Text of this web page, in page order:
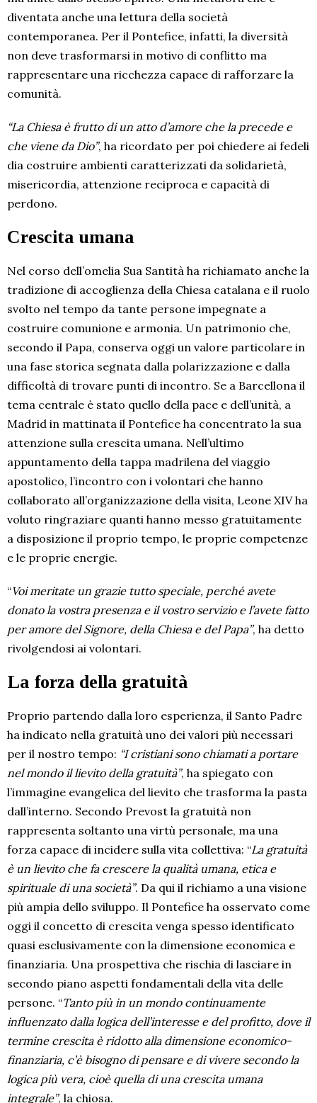
diventata anche una lettura della società
contemporanea. Per il Pontefice, infatti, la diversità
non deve trasformarsi in motivo di conflitto ma
rappresentare una ricchezza capace di rafforzare la
comunità.
“La Chiesa è frutto di un atto d’amore che la precede e
che viene da Dio”, ha ricordato per poi chiedere ai fedeli
dia costruire ambienti caratterizzati da solidarietà,
misericordia, attenzione reciproca e capacità di
perdono.
Crescita umana
Nel corso dell’omelia Sua Santità ha richiamato anche la
tradizione di accoglienza della Chiesa catalana e il ruolo
svolto nel tempo da tante persone impegnate a
costruire comunione e armonia. Un patrimonio che,
secondo il Papa, conserva oggi un valore particolare in
una fase storica segnata dalla polarizzazione e dalla
difficoltà di trovare punti di incontro. Se a Barcellona il
tema centrale è stato quello della pace e dell’unità, a
Madrid in mattinata il Pontefice ha concentrato la sua
attenzione sulla crescita umana. Nell’ultimo
appuntamento della tappa madrilena del viaggio
apostolico, l’incontro con i volontari che hanno
collaborato all’organizzazione della visita, Leone XIV ha
voluto ringraziare quanti hanno messo gratuitamente
a disposizione il proprio tempo, le proprie competenze
e le proprie energie.
“Voi meritate un grazie tutto speciale, perché avete
donato la vostra presenza e il vostro servizio e l’avete fatto
per amore del Signore, della Chiesa e del Papa”, ha detto
rivolgendosi ai volontari.
La forza della gratuità
Proprio partendo dalla loro esperienza, il Santo Padre
ha indicato nella gratuità uno dei valori più necessari
per il nostro tempo: “I cristiani sono chiamati a portare
nel mondo il lievito della gratuità”, ha spiegato con
l’immagine evangelica del lievito che trasforma la pasta
dall’interno. Secondo Prevost la gratuità non
rappresenta soltanto una virtù personale, ma una
forza capace di incidere sulla vita collettiva: “La gratuità
è un lievito che fa crescere la qualità umana, etica e
spirituale di una società”. Da qui il richiamo a una visione
più ampia dello sviluppo. Il Pontefice ha osservato come
oggi il concetto di crescita venga spesso identificato
quasi esclusivamente con la dimensione economica e
finanziaria. Una prospettiva che rischia di lasciare in
secondo piano aspetti fondamentali della vita delle
persone. “Tanto più in un mondo continuamente
influenzato dalla logica dell’interesse e del profitto, dove il
termine crescita è ridotto alla dimensione economico-
finanziaria, c’è bisogno di pensare e di vivere secondo la
logica più vera, cioè quella di una crescita umana
integrale”, la chiosa.